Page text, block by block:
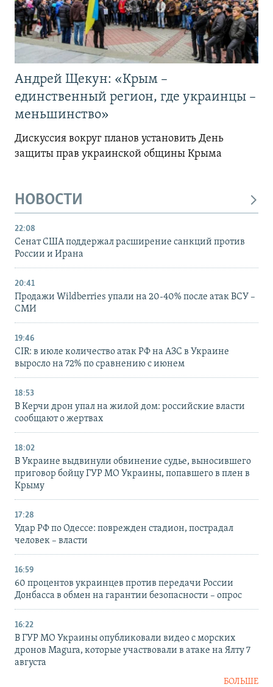
Андрей Щекун: «Крым –
единственный регион, где украинцы –
меньшинство»
Дискуссия вокруг планов установить День
защиты прав украинской общины Крыма
НОВОСТИ
22:08
Сенат США поддержал расширение санкций против
России и Ирана
20:41
Продажи Wildberries упали на 20-40% после атак ВСУ –
СМИ
19:46
CIR: в июле количество атак РФ на АЗС в Украине
выросло на 72% по сравнению с июнем
18:53
В Керчи дрон упал на жилой дом: российские власти
сообщают о жертвах
18:02
В Украине выдвинули обвинение судье, выносившего
приговор бойцу ГУР МО Украины, попавшего в плен в
Крыму
17:28
Удар РФ по Одессе: поврежден стадион, пострадал
человек – власти
16:59
60 процентов украинцев против передачи России
Донбасса в обмен на гарантии безопасности – опрос
16:22
В ГУР МО Украины опубликовали видео с морских
дронов Magura, которые участвовали в атаке на Ялту 7
августа
БОЛЬШЕ